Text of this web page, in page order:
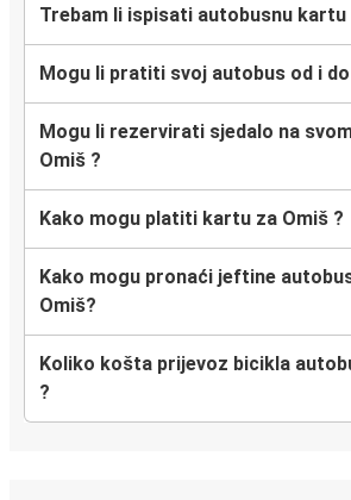
Omiš
Ljubljana
Ston
Omiš
Metković
Omiš
Omiš
Cista Provo
Trebam li ispisati autobusnu kartu
Mogu li pratiti svoj autobus od i do
Mogu li rezervirati sjedalo na
Omiš ?
Kako mogu platiti kartu za Omiš ?
Kako mogu pronaći jeftine
Omiš?
Koliko košta prijevoz bicikla
?